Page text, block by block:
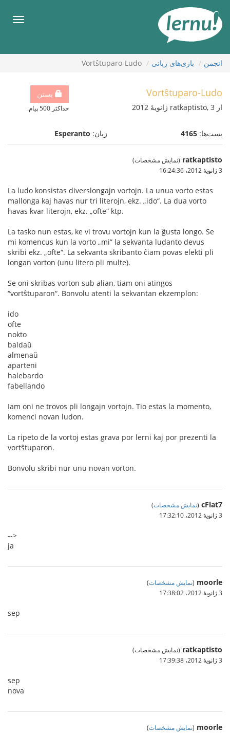
محتوا
انجمن بازی‌های زبانی Vortŝtuparo-Ludo
بستن
حداکثر 500 پیام.
Vortŝtuparo-Ludo
از ratkaptisto, 3 ژانویهٔ 2012
پست‌ها: 4165 زبان: Esperanto
ratkaptisto (نمایش مشخصات)
3 ژانویهٔ 2012،‏ 16:24:36
La ludo konsistas diverslongajn vortojn. La unua vorto estas
mallonga kaj havas nur tri literojn, ekz. „ido“. La dua vorto
havas kvar literojn, ekz. „ofte“ ktp.
La tasko nun estas, ke vi trovu vortojn kun la ĝusta longo. Se
mi komencus kun la vorto „mi” la sekvanta ludanto devus
skribi ekz. „ofte“. La sekvanta skribanto ĉiam povas elekti pli
longan vorton (unu litero pli multe).
Se oni skribas vorton sub alian, tiam oni atingos
“vortŝtuparon“. Bonvolu atenti la sekvantan ekzemplon:
ido
ofte
nokto
baldaŭ
almenaŭ
aparteni
halebardo
fabellando
Iam oni ne trovos pli longajn vortojn. Tio estas la momento,
komenci novan ludon.
La ripeto de la vortoj estas grava por lerni kaj por prezenti la
vortŝtuparon.
Bonvolu skribi nur unu novan vorton.
cFlat7
(نمایش مشخصات)
3 ژانویهٔ 2012،‏ 17:32:10
-->
ja
moorle
(نمایش مشخصات)
3 ژانویهٔ 2012،‏ 17:38:02
sep
ratkaptisto (نمایش مشخصات)
3 ژانویهٔ 2012،‏ 17:39:38
sep
nova
moorle
(نمایش مشخصات)